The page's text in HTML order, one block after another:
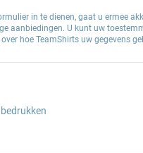
in te dienen, gaat u ermee
aanbiedingen. U kunt uw
hoe TeamShirts uw gegevens